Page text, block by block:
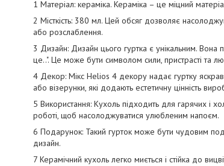
1 Матеріал: кераміка. Кераміка – це міцний
2 Місткість: 380 мл. Цей обсяг дозволяє
або розслаблення.
3 Дизайн: Дизайн цього гуртка є унікальним.
це..". Це може бути символом сили, пристрасті та
4 Декор: Мікс Helios 4 декору надає гуртку
або візерунки, які додають естетичну цінність
5 Використання: Кухоль підходить для гарячих і
роботі, щоб насолоджуватися улюбленим напоєм.
6 Подарунок: Такий гурток може бути чудовим
дизайн.
7 Керамічний кухоль легко миється і стійка до